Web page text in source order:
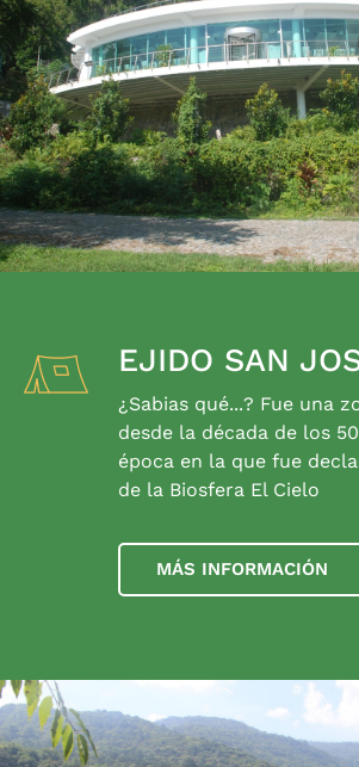
EJIDO SAN
¿Sabias qué...? Fue una
desde la década de los
época en la que fue
de la Biosfera El Cielo
MÁS INFORMACIÓN